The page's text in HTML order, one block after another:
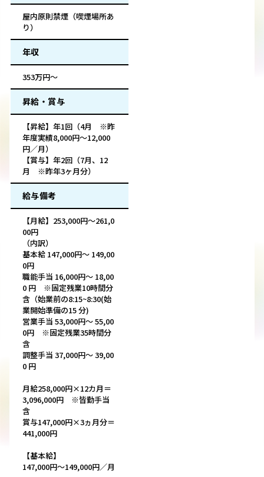
屋内原則禁煙（喫煙場所あ
り）
年収
353万円～
昇給・賞与
【昇給】年1回（4月 ※昨
年度実績8,000円～12,000
円／月）
【賞与】年2回（7月、12
月 ※昨年3ヶ月分）
給与備考
【月給】253,000円～261,0
00円
（内訳）
基本給 147,000円～ 149,00
0円
職能手当 16,000円～ 18,00
0 円 ※固定残業10時間分
含（始業前の8:15~8:30(始
業開始準備の15 分)
営業手当 53,000円～ 55,00
0円 ※固定残業35時間分
含
調整手当 37,000円～ 39,00
0 円
月給258,000円×12カ月＝
3,096,000円 ※皆勤手当
含
賞与147,000円×3ヵ月分＝
441,000円
【基本給】
147,000円～149,000円／月